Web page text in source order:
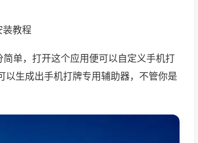
教程
单，打开这个应用便可以自定义手机打
生成出手机打牌专用辅助器，不管你是